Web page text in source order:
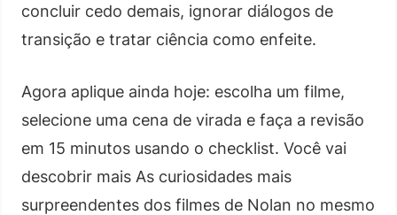
concluir cedo demais, ignorar diálogos de
transição e tratar ciência como enfeite.
Agora aplique ainda hoje: escolha um filme,
selecione uma cena de virada e faça a revisão
em 15 minutos usando o checklist. Você vai
descobrir mais As curiosidades mais
surpreendentes dos filmes de Nolan no mesmo